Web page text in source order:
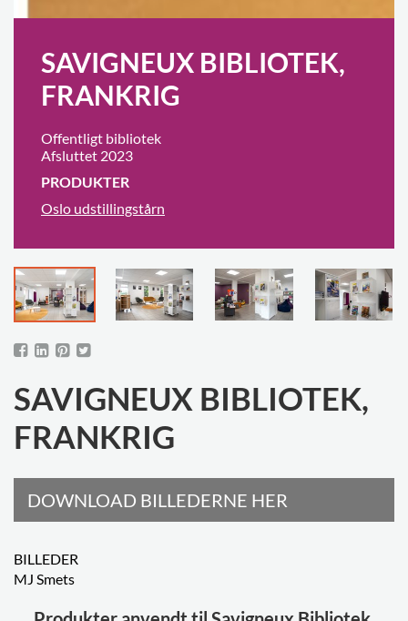
SAVIGNEUX BIBLIOTEK,
FRANKRIG
Offentligt bibliotek
Afsluttet 2023
PRODUKTER
Oslo udstillingstårn
SAVIGNEUX BIBLIOTEK,
FRANKRIG
DOWNLOAD BILLEDERNE HER
BILLEDER
MJ Smets